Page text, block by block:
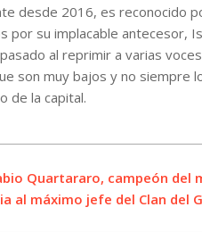
desde 2016, es reconocido
su implacable antecesor,
al reprimir a varias
son muy bajos y no siempre
de la capital.
Quartararo, campeón del
al máximo jefe del Clan del